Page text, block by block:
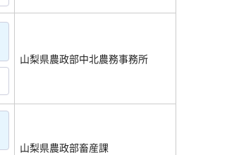
山梨県農政部中北農務事務所
山梨県農政部畜産課